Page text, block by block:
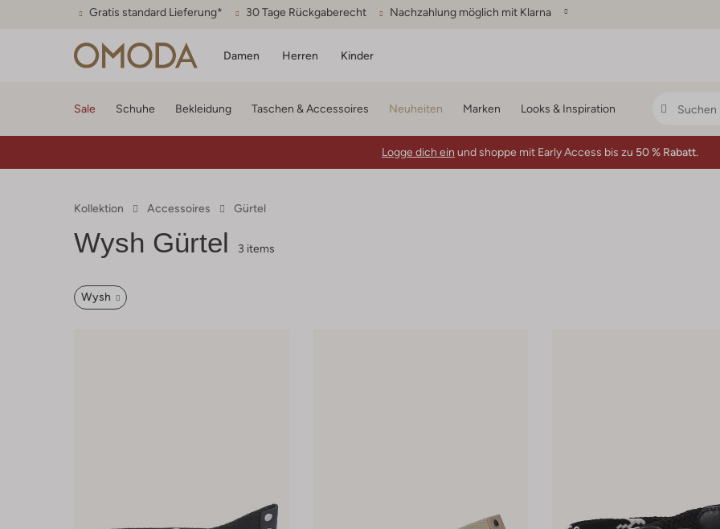
Gratis standard Lieferung* 30 Tage Rückgaberecht Nachzahlung möglich mit Klarna
Damen Herren Kinder
Sale Schuhe Bekleidung Taschen & Accessoires Neuheiten Marken Looks & Inspiration
Logge dich ein und shoppe mit Early Access bis zu 50 % Rabatt.
Kollektion Accessoires Gürtel
Wysh Gürtel 3 items
Wysh